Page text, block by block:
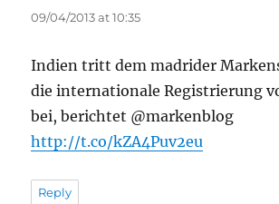
09/04/2013 at 10:35
Indien tritt dem madrider
die internationale Registrierung
bei, berichtet @markenblog
http://t.co/kZA4Puv2eu
Reply